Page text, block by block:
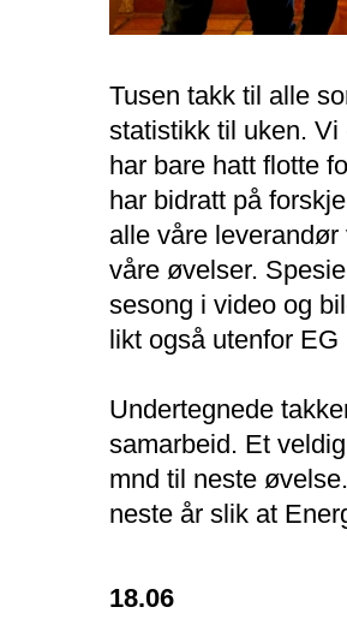
Tusen takk til alle
statistikk til uken.
har bare hatt flotte
har bidratt på
alle våre
våre øvelser.
sesong i video og
likt også utenfor
Undertegnede
samarbeid. Et
mnd til neste
neste år slik at
18.06